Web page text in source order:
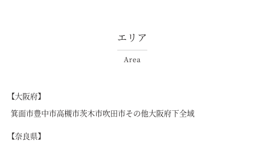
エリア
Area
【大阪府】
箕面市豊中市高槻市茨木市吹田市その他大阪府下全域
【奈良県】